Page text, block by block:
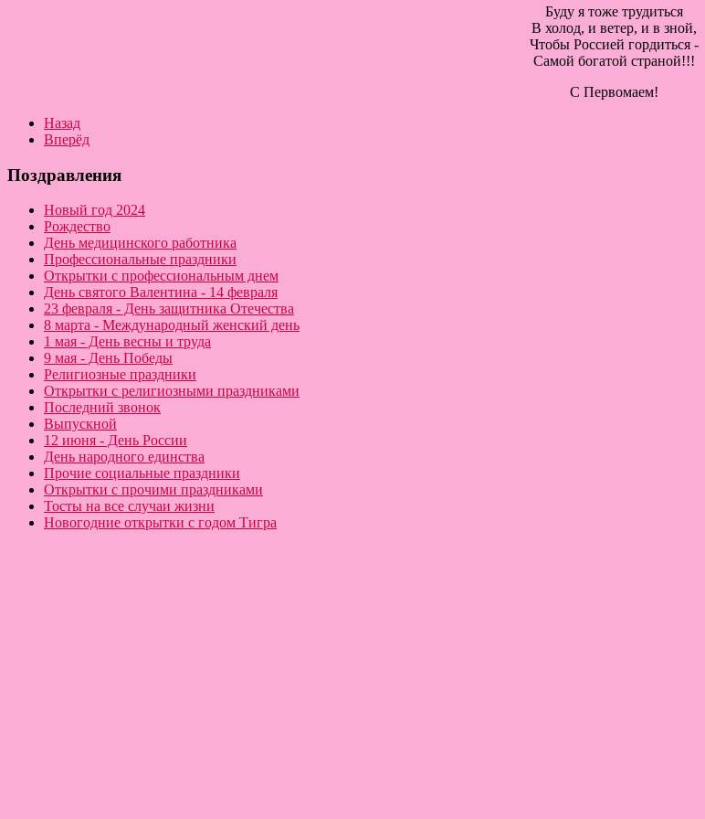
Буду я тоже трудиться
В холод, и ветер, и в зной,
Чтобы Россией гордиться -
Самой богатой страной!!!
С Первомаем!
Назад
Вперёд
Поздравления
Новый год 2024
Рождество
День медицинского работника
Профессиональные праздники
Открытки с профессиональным днем
День святого Валентина - 14 февраля
23 февраля - День защитника Отечества
8 марта - Международный женский день
1 мая - День весны и труда
9 мая - День Победы
Религиозные праздники
Открытки с религиозными праздниками
Последний звонок
Выпускной
12 июня - День России
День народного единства
Прочие социальные праздники
Открытки с прочими праздниками
Тосты на все случаи жизни
Новогодние открытки с годом Тигра